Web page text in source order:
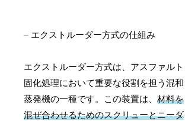
– エクストルーダー方式の仕組み
エクストルーダー方式は、アスファルト
固化処理において重要な役割を担う混和
蒸発機の一種です。この装置は、材料を
混ぜ合わせるためのスクリューとニーダ